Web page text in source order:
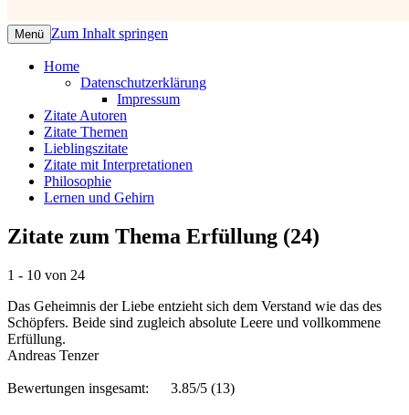
Menü Zum Inhalt springen
Home
Datenschutzerklärung
Impressum
Zitate Autoren
Zitate Themen
Lieblingszitate
Zitate mit Interpretationen
Philosophie
Lernen und Gehirn
Zitate zum Thema Erfüllung (24)
1 - 10 von 24
Das Geheimnis der Liebe entzieht sich dem Verstand wie das des
Schöpfers. Beide sind zugleich absolute Leere und vollkommene
Erfüllung.
Andreas Tenzer
Bewertungen insgesamt: 3.85/5 (13)